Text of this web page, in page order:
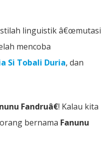
linguistik â€œmutasi
mencoba
Si Tobali Duria, dan
Fandruâ€! Kalau kita
bernama Fanunu